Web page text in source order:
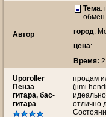
Автор
Тема:
обмен
город:
цена:
Время:
Uporoller
Пенза
гитара, бас-
гитара
продам
(jimi
отлично